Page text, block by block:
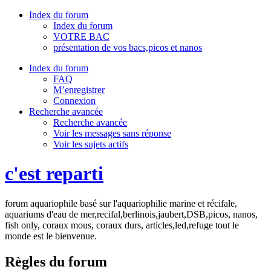
Index du forum
Index du forum
VOTRE BAC
présentation de vos bacs,picos et nanos
Index du forum
FAQ
M’enregistrer
Connexion
Recherche avancée
Recherche avancée
Voir les messages sans réponse
Voir les sujets actifs
c'est reparti
forum aquariophile basé sur l'aquariophilie marine et récifale,
aquariums d'eau de mer,recifal,berlinois,jaubert,DSB,picos, nanos,
fish only, coraux mous, coraux durs, articles,led,refuge tout le
monde est le bienvenue.
Règles du forum